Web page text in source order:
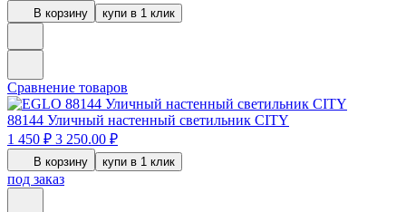
В корзину купи в 1 клик
Сравнение товаров
88144 Уличный настенный светильник CITY
1 450 ₽ 3 250.00 ₽
В корзину купи в 1 клик
под заказ